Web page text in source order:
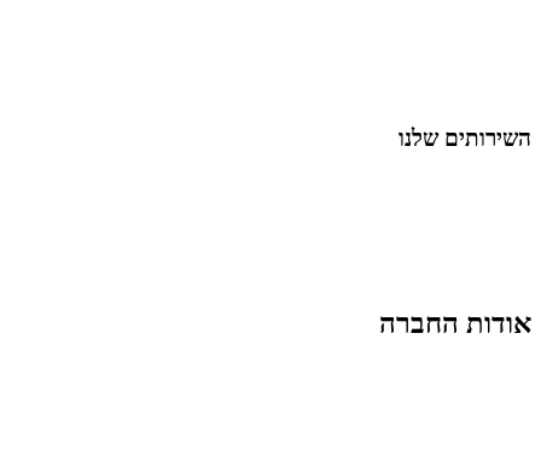
השירותים שלנו
אודות החברה